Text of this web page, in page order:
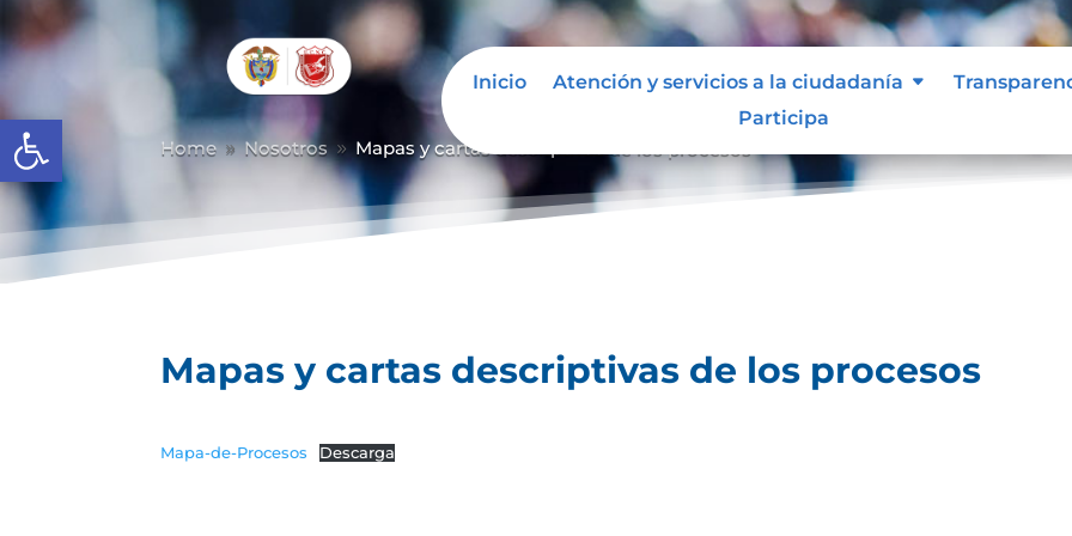
Abrir barra de herramientas
Inicio Atención y servicios a la ciudadanía
Participa
Home 9 Nosotros 9 Mapas y cartas descriptivas de los procesos
Mapas y cartas descriptivas de los procesos
Mapa-de-Procesos Descarga